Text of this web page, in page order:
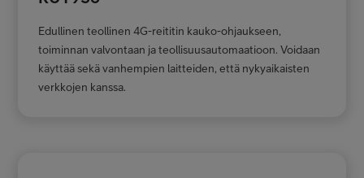
Edullinen teollinen 4G-reititin kauko-ohjaukseen,
toiminnan valvontaan ja teollisuusautomaatioon. Voidaan
käyttää sekä vanhempien laitteiden, että nykyaikaisten
verkkojen kanssa.